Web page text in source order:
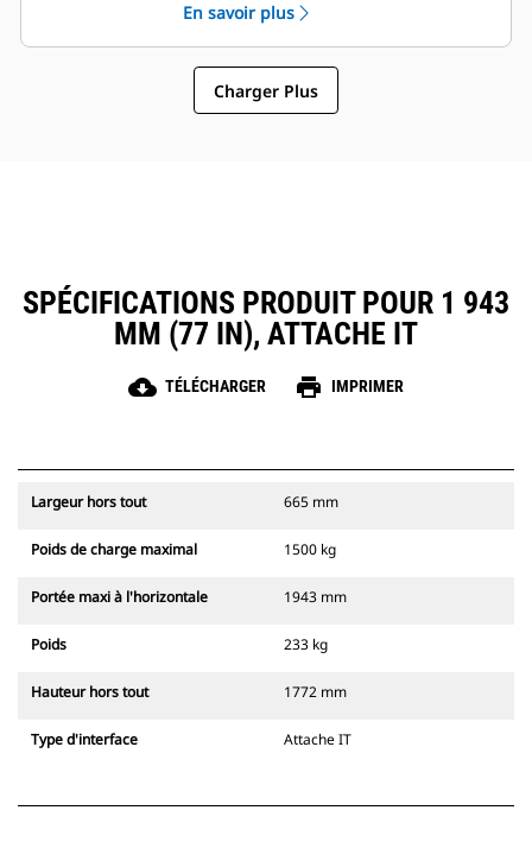
qui réduit les temps de
chargement/déchargement pour une
plus grande efficacité.
En savoir plus
Charger Plus
SPÉCIFICATIONS PRODUIT POUR 1 943
MM (77 IN), ATTACHE IT
cloud_download TÉLÉCHARGER print IMPRIMER
Largeur hors tout 665 mm
Poids de charge maximal 1500 kg
Portée maxi à l'horizontale 1943 mm
Poids 233 kg
Hauteur hors tout 1772 mm
Type d'interface Attache IT